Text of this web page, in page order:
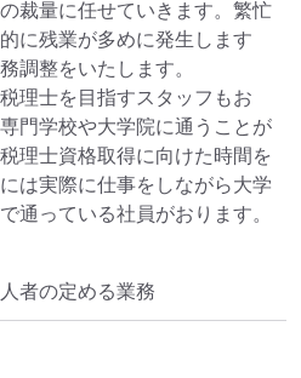
裁量に任せていきます。繁忙
に残業が多めに発生します
調整をいたします。
理士を目指すスタッフもお
門学校や大学院に通うことが
理士資格取得に向けた時間を
は実際に仕事をしながら大学
者の定める業務